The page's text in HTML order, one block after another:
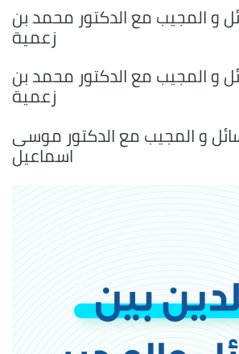
و المجيب مع الدكتور محمد بن
زعمية
و المجيب مع الدكتور محمد بن
زعمية
و المجيب مع الدكتور موسى
اسماعيل